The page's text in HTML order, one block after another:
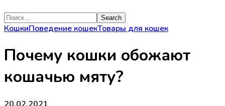
КошкиПоведение кошекТовары для кошек
Почему кошки обожают
кошачью мяту?